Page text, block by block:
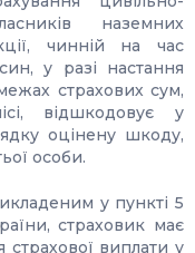
наземних
чинній на час
у разі настання
страхових сум,
відшкодовує у
оцінену шкоду,
особи.
у пункті 5
страховик має
страхової виплати у